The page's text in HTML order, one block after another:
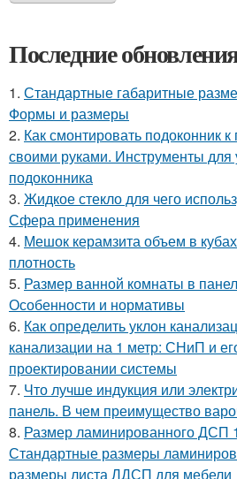
Последние
1. Стандартные габаритные
Формы и размеры
2. Как смонтировать подоконник
своими руками. Инструменты для
подоконника
3. Жидкое стекло для чего
Сфера применения
4. Мешок керамзита объем в
плотность
5. Размер ванной комнаты в
Особенности и нормативы
6. Как определить уклон
канализации на 1 метр: СНиП и
проектировании системы
7. Что лучше индукция или
панель. В чем преимущество
8. Размер ламинированного ДСП
Стандартные размеры
размеры листа ЛДСП для мебели